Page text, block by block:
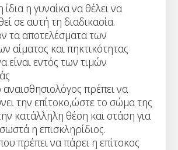
ίδια η γυναίκα να θέλει να
σε αυτή τη διαδικασία.
τα αποτελέσματα των
αίματος και πηκτικότητας
είναι εντός των τιμών
αναισθησιολόγος πρέπει να
την επίτοκο,ώστε το σώμα της
κατάλληλη θέση και στάση για
η επισκληρίδιος.
πρέπει να πάρει η επίτοκος